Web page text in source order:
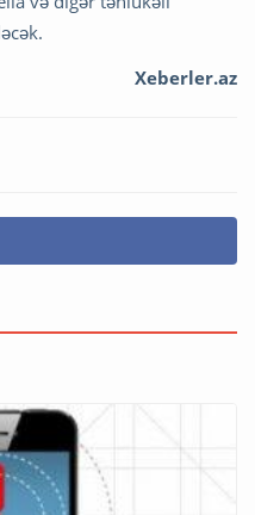
Xeberler.az